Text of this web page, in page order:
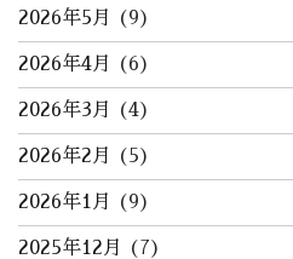
2026年5月 (9)
2026年4月 (6)
2026年3月 (4)
2026年2月 (5)
2026年1月 (9)
2025年12月 (7)